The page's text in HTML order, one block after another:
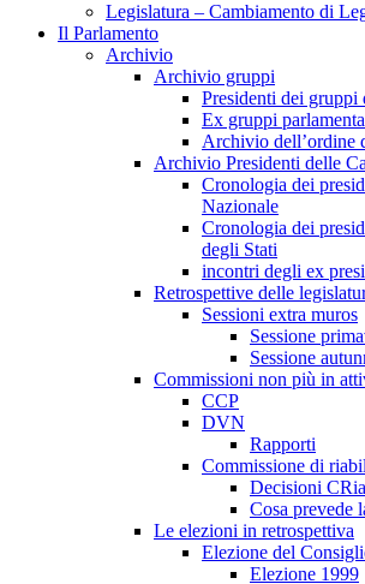
Legislatura – Cambiamento di
Il Parlamento
Archivio
Archivio gruppi
Presidenti dei gruppi
Ex gruppi
Archivio dell’ordine
Archivio Presidenti delle
Cronologia dei
Nazionale
Cronologia dei
degli Stati
incontri degli ex
Retrospettive delle
Sessioni extra muros
Sessione
Sessione
Commissioni non più in
CCP
DVN
Rapporti
Commissione di
Decisioni CRia
Cosa prevede
Le elezioni in retrospettiva
Elezione del
Elezione 1999